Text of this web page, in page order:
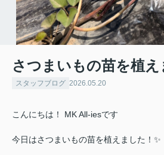
さつまいもの苗を植え
スタッフブログ 2026.05.20
こんにちは！ MK All-iesです
今日はさつまいもの苗を植えました！✨